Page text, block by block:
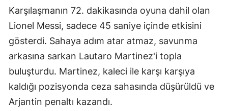
Mersin
İstanbul
Kars
Kastamonu
Karşılaşmanın 72. dakikasında oyuna dahil olan
Lionel Messi, sadece 45 saniye içinde etkisini
gösterdi. Sahaya adım atar atmaz, savunma
arkasına sarkan Lautaro Martinez'i topla
buluşturdu. Martinez, kaleci ile karşı karşıya
kaldığı pozisyonda ceza sahasında düşürüldü ve
Arjantin penaltı kazandı.